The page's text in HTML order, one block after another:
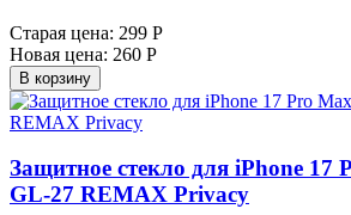
Старая цена: 299 Р
Новая цена: 260 Р
В корзину
Защитное стекло для iPhone 17
GL-27 REMAX Privacy